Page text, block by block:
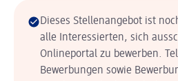
Dieses Stellenangebot ist
alle Interessierten, sich
Onlineportal zu bewerben.
Bewerbungen sowie